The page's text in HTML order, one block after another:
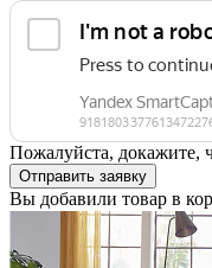
Пожалуйста, докажите,
Отправить заявку
Вы добавили товар в